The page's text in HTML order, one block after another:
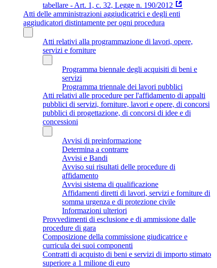
tabellare - Art. 1, c. 32, Legge n. 190/2012
Atti delle amministrazioni aggiudicatrici e degli enti
aggiudicatori distintamente per ogni procedura
Atti relativi alla programmazione di lavori, opere,
servizi e forniture
Programma biennale degli acquisiti di beni e
servizi
Programma triennale dei lavori pubblici
Atti relativi alle procedure per l'affidamento di appalti
pubblici di servizi, forniture, lavori e opere, di concorsi
pubblici di progettazione, di concorsi di idee e di
concessioni
Avvisi di preinformazione
Determina a contrarre
Avvisi e Bandi
Avviso sui risultati delle procedure di
affidamento
Avvisi sistema di qualificazione
Affidamenti diretti di lavori, servizi e forniture di
somma urgenza e di protezione civile
Informazioni ulteriori
Provvedimenti di esclusione e di ammissione dalle
procedure di gara
Composizione della commissione giudicatrice e
curricula dei suoi componenti
Contratti di acquisto di beni e servizi di importo stimato
superiore a 1 milione di euro